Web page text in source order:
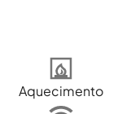
Aquecimento